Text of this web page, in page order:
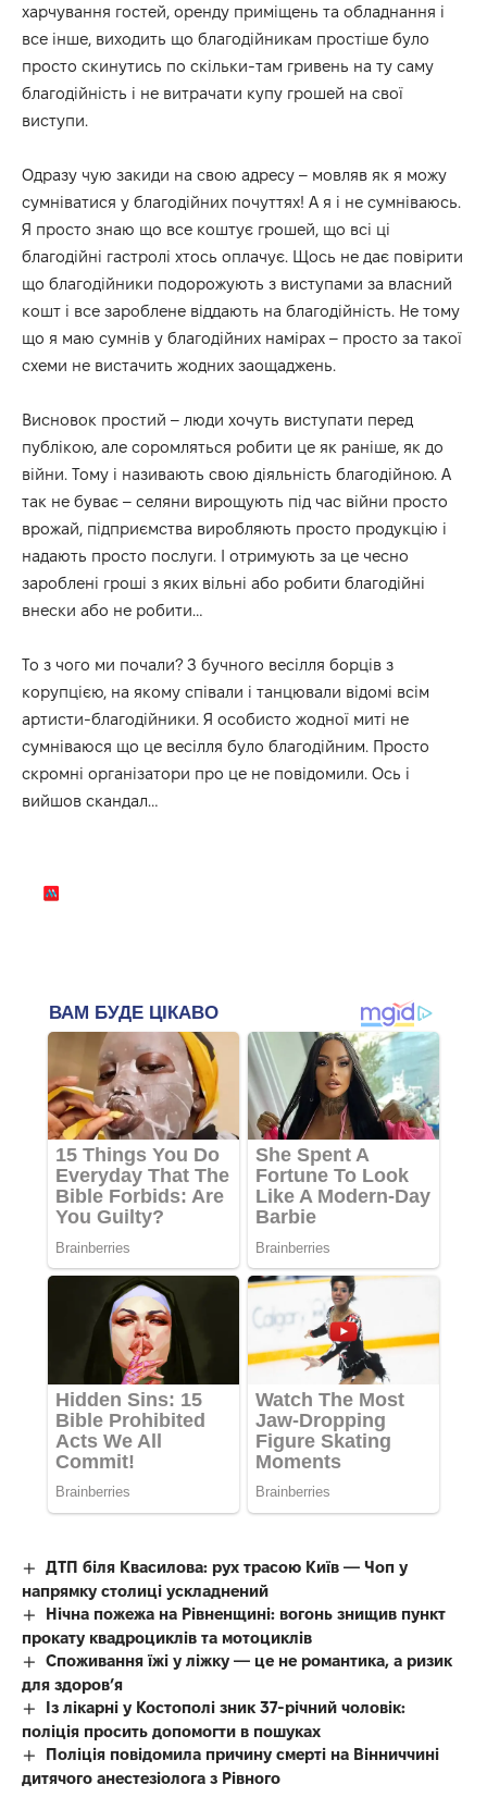
харчування гостей, оренду приміщень та обладнання і
все інше, виходить що благодійникам простіше було
просто скинутись по скільки-там гривень на ту саму
благодійність і не витрачати купу грошей на свої
виступи.
Одразу чую закиди на свою адресу – мовляв як я можу
сумніватися у благодійних почуттях! А я і не сумніваюсь.
Я просто знаю що все коштує грошей, що всі ці
благодійні гастролі хтось оплачує. Щось не дає повірити
що благодійники подорожують з виступами за власний
кошт і все зароблене віддають на благодійність. Не тому
що я маю сумнів у благодійних намірах – просто за такої
схеми не вистачить жодних заощаджень.
Висновок простий – люди хочуть виступати перед
публікою, але соромляться робити це як раніше, як до
війни. Тому і називають свою діяльність благодійною. А
так не буває – селяни вирощують під час війни просто
врожай, підприємства виробляють просто продукцію і
надають просто послуги. І отримують за це чесно
зароблені гроші з яких вільні або робити благодійні
внески або не робити…
То з чого ми почали? З бучного весілля борців з
корупцією, на якому співали і танцювали відомі всім
артисти-благодійники. Я особисто жодної миті не
сумніваюся що це весілля було благодійним. Просто
скромні організатори про це не повідомили. Ось і
вийшов скандал…
ДТП біля Квасилова: рух трасою Київ — Чоп у
напрямку столиці ускладнений
Нічна пожежа на Рівненщині: вогонь знищив пункт
прокату квадроциклів та мотоциклів
Споживання їжі у ліжку — це не романтика, а ризик
для здоров’я
Із лікарні у Костополі зник 37-річний чоловік:
поліція просить допомогти в пошуках
Поліція повідомила причину смерті на Вінниччині
дитячого анестезіолога з Рівного